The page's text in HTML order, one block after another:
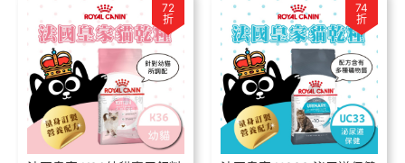
72
折
74
折